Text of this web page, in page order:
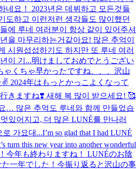
네요！ 2023년은 데뷔하고 모든것들
도하고 이런저런 생각들도 많이했던
에 루네 여러분이 항상 같이 있어주셔
을 마무리하는거같아요! 많은 추억이
시원섭섭하기도 하지만 또 루네 여러
이 기...明けましておめでとうござい
ゃくちゃ早かったですね、、、沢山
2024年はもっとかっこよくなって
きますね❣️ 새해 복 많이 받으세요! 🥰
… 많은 추억도 루네와 함께 만들었습
있어지고, 더 많은 LUNÉ를 만나러
가요대...I’m so glad that I had LUNÉ
turn this new year into another wonderful
今年も終わりますね！ LUNÉのお陰
一年でした！今振り返ると沢山の事